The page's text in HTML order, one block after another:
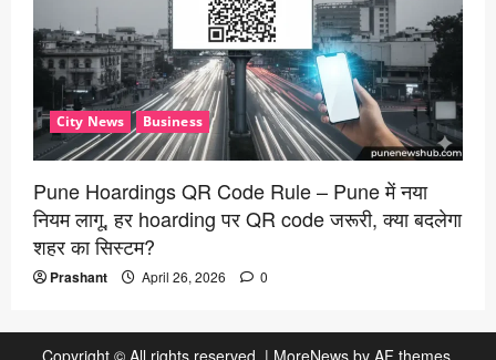
City News Business
Pune Hoardings QR Code Rule – Pune में नया
नियम लागू, हर hoarding पर QR code जरूरी, क्या बदलेगा
शहर का सिस्टम?
Prashant April 26, 2026 0